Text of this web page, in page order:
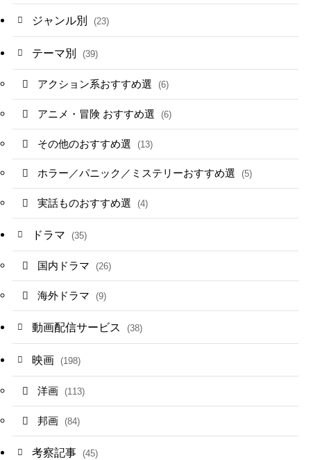
ジャンル別 (23)
テーマ別 (39)
アクション系おすすめ選 (6)
アニメ・冒険 おすすめ選 (6)
その他のおすすめ選 (13)
ホラー／パニック／ミステリーおすすめ選 (5)
実話ものおすすめ選 (4)
ドラマ (35)
国内ドラマ (26)
海外ドラマ (9)
動画配信サービス (38)
映画 (198)
洋画 (113)
邦画 (84)
考察記事 (45)